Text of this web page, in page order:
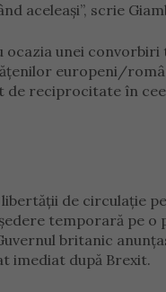
aceleași”, scrie
ocazia unei
europeni/
reciprocitate în
de circulaţie
temporară pe o
britanic
imediat după Brexit.